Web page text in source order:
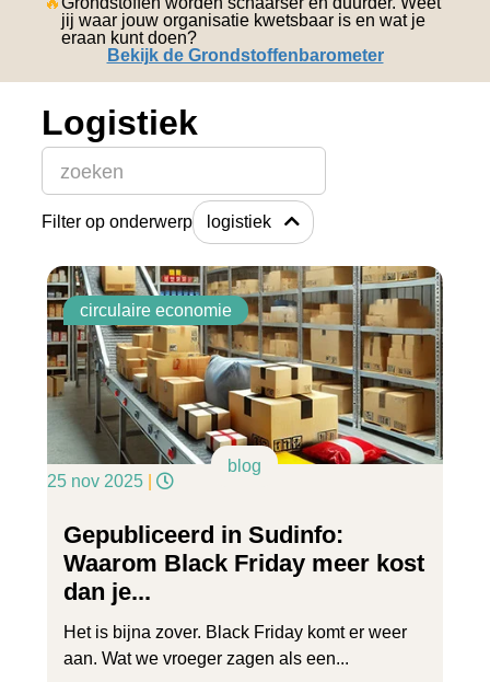
jij waar jouw organisatie kwetsbaar is en wat je
eraan kunt doen?
Bekijk de Grondstoffenbarometer
Logistiek
Dit is een zoekveld waaraan een functie voor
Er zijn geen suggesties want het zoekveld is leeg.
Filter op onderwerp logistiek
circulaire economie
blog
25 nov 2025
Gepubliceerd in Sudinfo:
Waarom Black Friday meer kost
dan je...
Het is bijna zover. Black Friday komt er weer
aan. Wat we vroeger zagen als een...